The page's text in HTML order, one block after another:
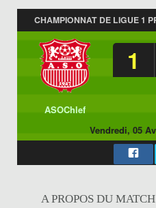
CHAMPIONNAT DE LIGUE 1
1
ASOChlef
Vendredi, 05
A PROPOS DU MATCH